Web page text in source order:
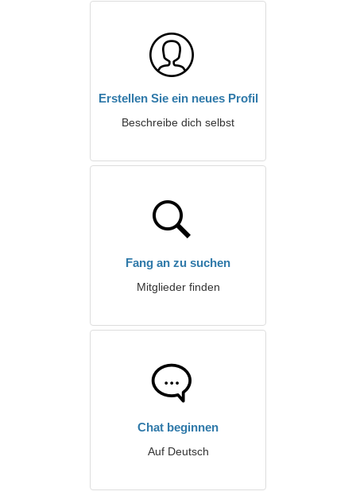
Erstellen Sie ein neues Profil
Beschreibe dich selbst
Fang an zu suchen
Mitglieder finden
Chat beginnen
Auf Deutsch